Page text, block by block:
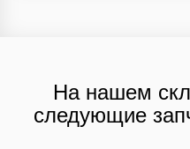
На нашем
следующие